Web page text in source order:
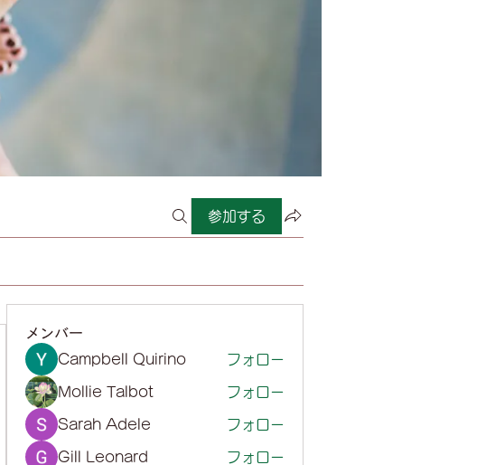
参加する
メンバー
Campbell Quirino
フォロー
Mollie Talbot フォロー
Sarah Adele フォロー
Gill Leonard フォロー